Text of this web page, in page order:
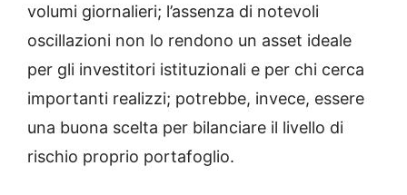
volumi giornalieri; l’assenza di notevoli
oscillazioni non lo rendono un asset ideale
per gli investitori istituzionali e per chi cerca
importanti realizzi; potrebbe, invece, essere
una buona scelta per bilanciare il livello di
rischio proprio portafoglio.